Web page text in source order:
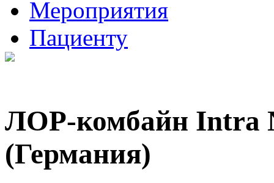
Мероприятия
Пациенту
ЛОР-комбайн Intra
(Германия)